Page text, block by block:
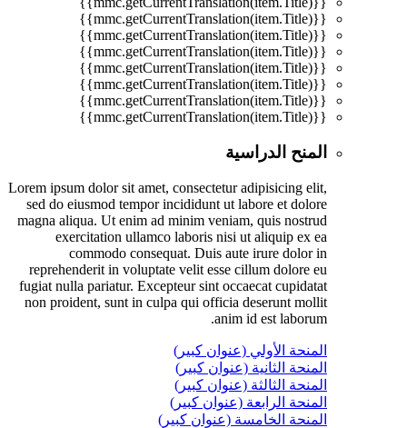
{{mmc.getCurrentTranslation(item.Title)}}
{{mmc.getCurrentTranslation(item.Title)}}
{{mmc.getCurrentTranslation(item.Title)}}
{{mmc.getCurrentTranslation(item.Title)}}
{{mmc.getCurrentTranslation(item.Title)}}
{{mmc.getCurrentTranslation(item.Title)}}
{{mmc.getCurrentTranslation(item.Title)}}
المنح الدراسية
Lorem ipsum dolor sit amet, consectetur adipisicing elit,
sed do eiusmod tempor incididunt ut labore et dolore
magna aliqua. Ut enim ad minim veniam, quis nostrud
exercitation ullamco laboris nisi ut aliquip ex ea
commodo consequat. Duis aute irure dolor in
reprehenderit in voluptate velit esse cillum dolore eu
fugiat nulla pariatur. Excepteur sint occaecat cupidatat
non proident, sunt in culpa qui officia deserunt mollit
anim id est laborum.
المنحة الأولي (عنوان كبير)
المنحة الثانية (عنوان كبير)
المنحة الثالثة (عنوان كبير)
المنحة الرابعة (عنوان كبير)
المنحة الخامسة (عنوان كبير)